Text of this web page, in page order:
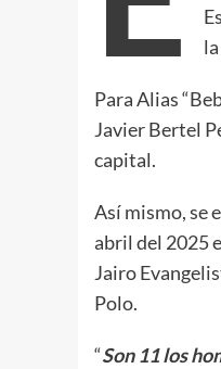
Para Alias
Javier Bertel
capital.
Así mismo, se
abril del 2025
Jairo
Polo.
“Son 11 los